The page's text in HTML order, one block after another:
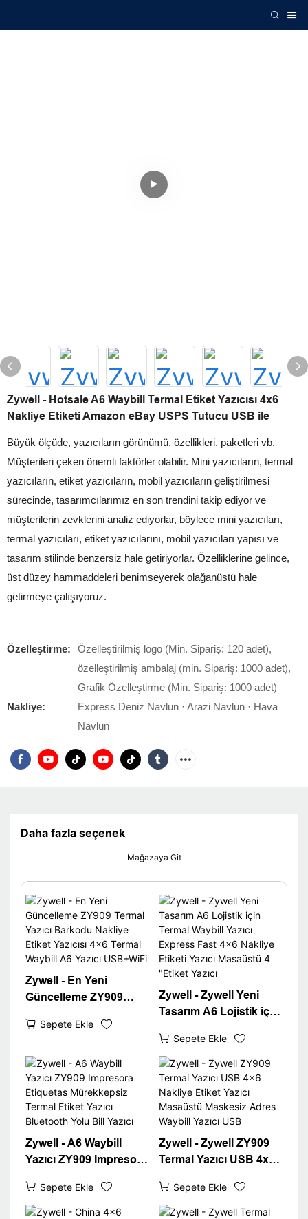
Zywell - Hotsale A6 Waybill Termal Etiket Yazıcısı 4x6
Nakliye Etiketi Amazon eBay USPS Tutucu USB ile
Büyük ölçüde, yazıcıların görünümü, özellikleri, paketleri vb.
Müşterileri çeken önemli faktörler olabilir. Mini yazıcıların, termal
yazıcıların, etiket yazıcıların, mobil yazıcıların geliştirilmesi
sürecinde, tasarımcılarımız en son trendini takip ediyor ve
müşterilerin zevklerini analiz ediyorlar, böylece mini yazıcıları,
termal yazıcıları, etiket yazıcılarını, mobil yazıcıları yapısı ve
tasarım stilinde benzersiz hale getiriyorlar. Özelliklerine gelince,
üst düzey hammaddeleri benimseyerek olağanüstü hale
getirmeye çalışıyoruz.
Özelleştirme:
Özelleştirilmiş logo (Min. Sipariş: 120 adet),
özelleştirilmiş ambalaj (min. Sipariş: 1000 adet),
Grafik Özelleştirme (Min. Sipariş: 1000 adet)
Nakliye:
Express Deniz Navlun · Arazi Navlun · Hava
Navlun
Daha fazla seçenek
Mağazaya Git
Zywell - En Yeni
Güncelleme ZY909
Nakliye Etiket Yazıcısı
Yazıcı USB+WiFi
Sepete Ekle
Zywell - Zywell Yeni
Tasarım A6 Lojistik için
Express Fast 4x6
Nakliye Etiketi Yazıcı
Masaüstü 4 "Etiket
Yazıcı
Sepete Ekle
Zywell - A6 Waybill
Yazıcı ZY909 Impresora
Termal Etiket Yazıcı
Bluetooth Yolu Bill
Sepete Ekle
Zywell - Zywell ZY909
Termal Yazıcı USB 4x6
Masaüstü Maskesiz
Adres Waybill Yazıcı
Sepete Ekle